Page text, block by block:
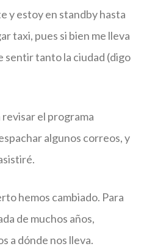
y estoy en standby hasta
taxi, pues si bien me lleva
sentir tanto la ciudad (digo
el programa
algunos correos, y
hemos cambiado. Para
de muchos años,
a dónde nos lleva.